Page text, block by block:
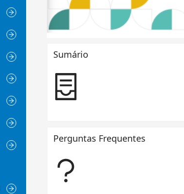
Sumário
Perguntas Frequentes